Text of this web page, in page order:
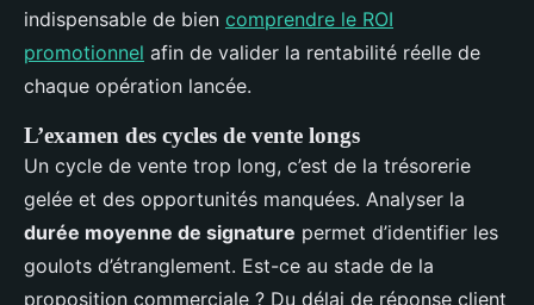
indispensable de bien comprendre le ROI
promotionnel afin de valider la rentabilité réelle de
chaque opération lancée.
L’examen des cycles de vente longs
Un cycle de vente trop long, c’est de la trésorerie
gelée et des opportunités manquées. Analyser la
durée moyenne de signature permet d’identifier les
goulots d’étranglement. Est-ce au stade de la
proposition commerciale ? Du délai de réponse client